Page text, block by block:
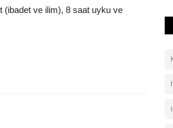
(ibadet ve ilim), 8 saat uyku ve